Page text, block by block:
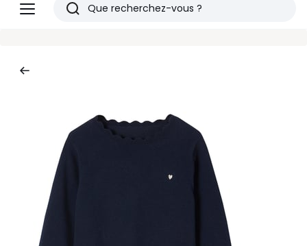
Menu
Redoute
Rechercher